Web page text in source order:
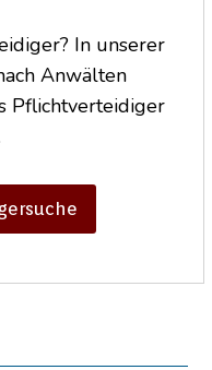
In unserer
Anwälten
Pflichtverteidiger